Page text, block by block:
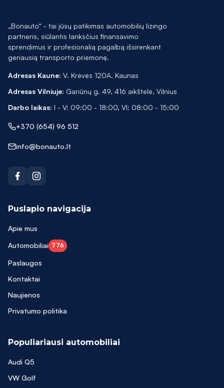
„Bonauto“ - tai jūsų patikimas automobilių lizingo
partneris, siūlantis lanksčius finansavimo
sprendimus ir profesionalią pagalbą išsirenkant
geriausią transporto priemonę.
Adresas Kaune: V. Krėvės 120A. Kaunas
Adresas Vilniuje: Gariūnų g. 49, 416 aikštelė, Vilnius
Darbo laikas: I - V: 09:00 - 18:00, VI: 08:00 - 15:00
+370 (654) 96 512
info@bonauto.lt
Puslapio navigacija
Apie mus
Automobiliai 776
Paslaugos
Kontaktai
Naujienos
Privatumo politika
Populiariausi automobiliai
Audi Q5
VW Golf